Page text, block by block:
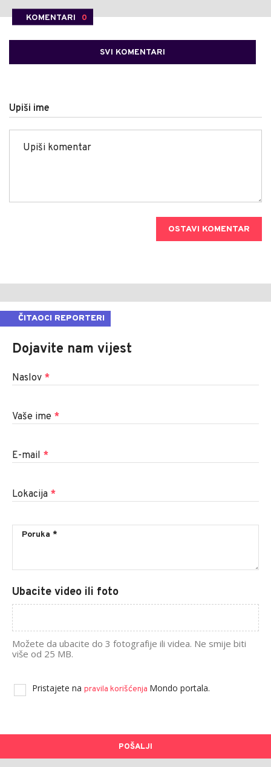
KOMENTARI 0
SVI KOMENTARI
Upiši ime
OSTAVI KOMENTAR
ČITAOCI REPORTERI
Dojavite nam vijest
Naslov *
Vaše ime *
E-mail *
Lokacija *
Ubacite video ili foto
Možete da ubacite do 3 fotografije ili videa. Ne smije biti
više od 25 MB.
Pristajete na pravila korišćenja Mondo portala.
POŠALJI